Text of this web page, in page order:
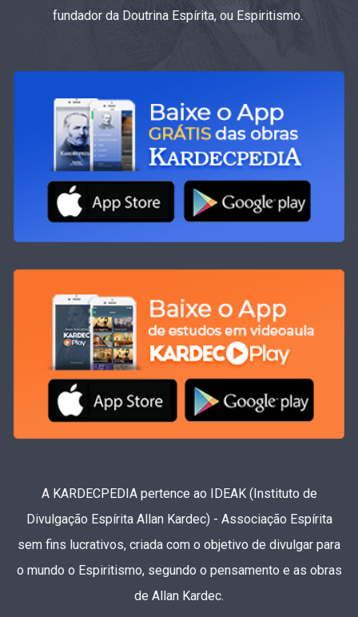
fundador da Doutrina Espírita, ou Espiritismo.
A KARDECPEDIA pertence ao IDEAK (Instituto de
Divulgação Espírita Allan Kardec) - Associação Espírita
sem fins lucrativos, criada com o objetivo de divulgar para
o mundo o Espiritismo, segundo o pensamento e as obras
de Allan Kardec.